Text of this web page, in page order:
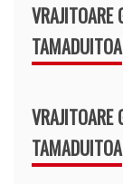
VRAJITOARE
VRAJITOARE